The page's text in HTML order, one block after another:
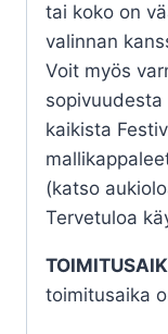
tai koko on
valinnan
Voit myös
sopivuudesta
kaikista
(katso
Tervetuloa
toimitusaika